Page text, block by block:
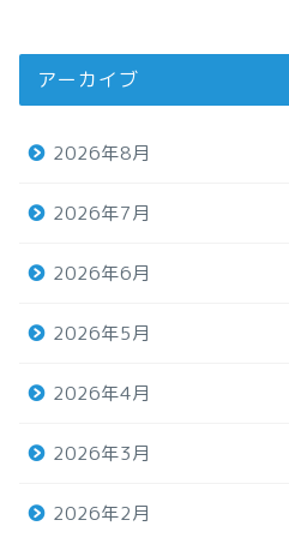
アーカイブ
2026年8月
2026年7月
2026年6月
2026年5月
2026年4月
2026年3月
2026年2月